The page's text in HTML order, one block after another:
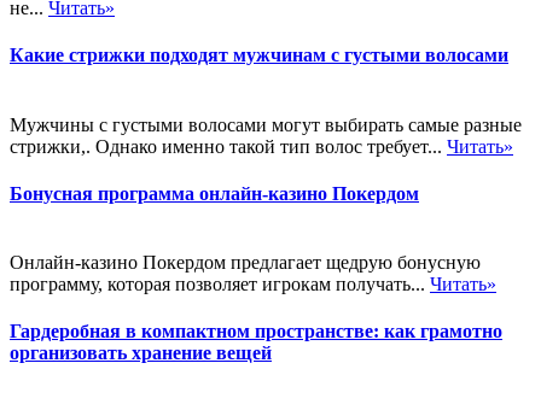
не... Читать»
Какие стрижки подходят мужчинам с густыми волосами
Мужчины с густыми волосами могут выбирать самые разные
стрижки,. Однако именно такой тип волос требует... Читать»
Бонусная программа онлайн-казино Покердом
Онлайн-казино Покердом предлагает щедрую бонусную
программу, которая позволяет игрокам получать... Читать»
Гардеробная в компактном пространстве: как грамотно
организовать хранение вещей